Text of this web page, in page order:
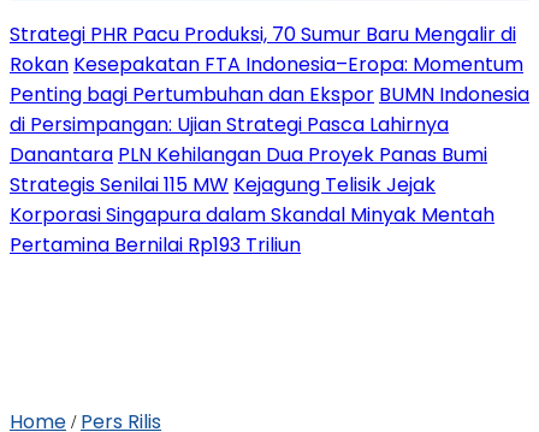
Strategi PHR Pacu Produksi, 70 Sumur Baru Mengalir di
Rokan Kesepakatan FTA Indonesia–Eropa: Momentum
Penting bagi Pertumbuhan dan Ekspor BUMN Indonesia
di Persimpangan: Ujian Strategi Pasca Lahirnya
Danantara PLN Kehilangan Dua Proyek Panas Bumi
Strategis Senilai 115 MW Kejagung Telisik Jejak
Korporasi Singapura dalam Skandal Minyak Mentah
Pertamina Bernilai Rp193 Triliun
Home / Pers Rilis